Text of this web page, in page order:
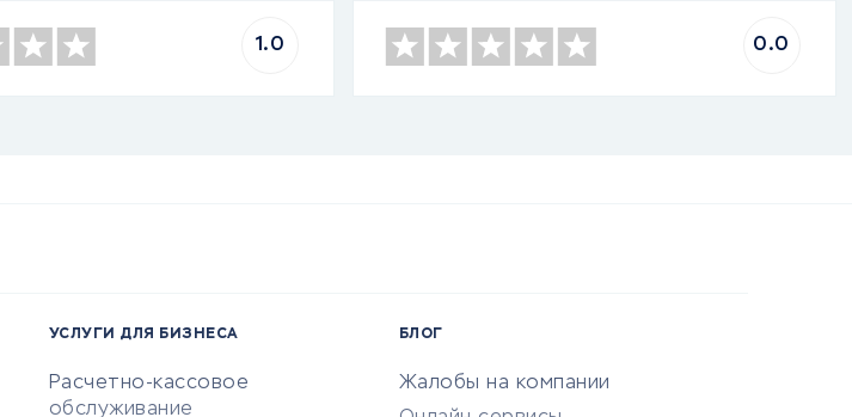
1.0 0.0
УСЛУГИ ДЛЯ БИЗНЕСА
Расчетно-кассовое
обслуживание
БЛОГ
Жалобы на компании